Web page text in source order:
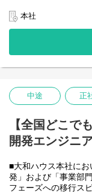
業務フローのヒアリ
シナリオ作成をもと
ます。使用ツールの
使用ツール：
-UiPath
-AI-OCR/DX Suite
-MySQL など
せん。
また、働く時間に制
２時までの間であれ
を途中で中断したり
ることが一番の生産
・開発チーム(６名)
ループ会社に必要な
ていただきヒアリン
工期は短い物だと１
・運用保守チーム(２
大和ハウスグループ
本社
中途 正
【全国どこで
開発エンジニ
■大和ハウス本社に
発」および「事業部
フェーズへの移行ス